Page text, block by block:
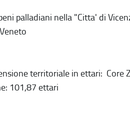
palladiani nella "Citta' di
territoriale in ettari: Core
101,87 ettari